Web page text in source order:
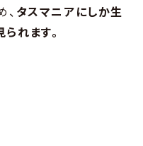
タスマニアにしか生
れます。